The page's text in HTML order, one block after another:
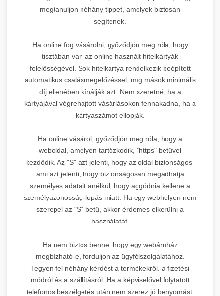
megtanuljon néhány tippet, amelyek biztosan
segítenek.
Ha online fog vásárolni, győződjön meg róla, hogy
tisztában van az online használt hitelkártyák
felelősségével. Sok hitelkártya rendelkezik beépített
automatikus csalásmegelőzéssel, míg mások minimális
díj ellenében kínálják azt. Nem szeretné, ha a
kártyájával végrehajtott vásárlásokon fennakadna, ha a
kártyaszámot ellopják.
Ha online vásárol, győződjön meg róla, hogy a
weboldal, amelyen tartózkodik, "https" betűvel
kezdődik. Az "S" azt jelenti, hogy az oldal biztonságos,
ami azt jelenti, hogy biztonságosan megadhatja
személyes adatait anélkül, hogy aggódnia kellene a
személyazonosság-lopás miatt. Ha egy webhelyen nem
szerepel az "S" betű, akkor érdemes elkerülni a
használatát.
Ha nem biztos benne, hogy egy webáruház
megbízható-e, forduljon az ügyfélszolgálatához.
Tegyen fel néhány kérdést a termékekről, a fizetési
módról és a szállításról. Ha a képviselővel folytatott
telefonos beszélgetés után nem szerez jó benyomást,